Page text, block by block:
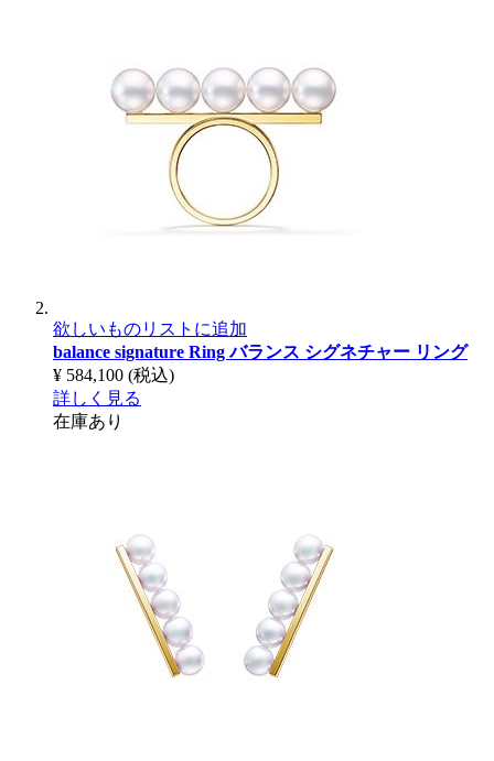
欲しいものリストに追加
balance signature Ringバランス シグネチャー リング
¥ 584,100 (税込)
詳しく見る
在庫あり